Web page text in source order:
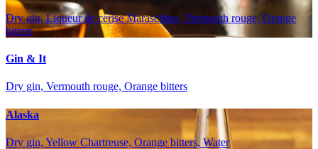
Dry gin, Liqueur de cerise Maraschino, Vermouth rouge, Orange
bitters
Gin & It
Dry gin, Vermouth rouge, Orange bitters
Alaska
Dry gin, Yellow Chartreuse, Orange bitters, Water